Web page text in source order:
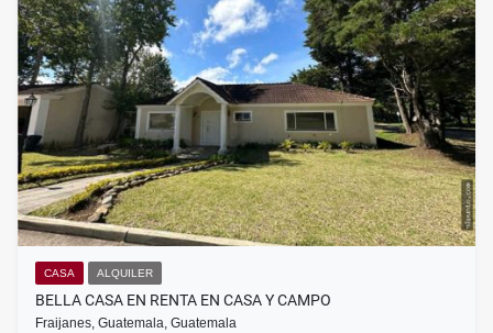
CASA ALQUILER
BELLA CASA EN RENTA EN CASA Y CAMPO
Fraijanes, Guatemala, Guatemala